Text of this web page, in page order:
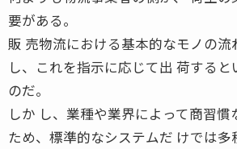
要がある。
販 売物流における基本的なモノの流
し、これを指示に応じて出 荷する
のだ。
しか し、業種や業界によって商習慣
ため、標準的なシステムだ けでは